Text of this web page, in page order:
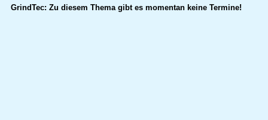
GrindTec: Zu diesem Thema gibt es momentan keine Termine!